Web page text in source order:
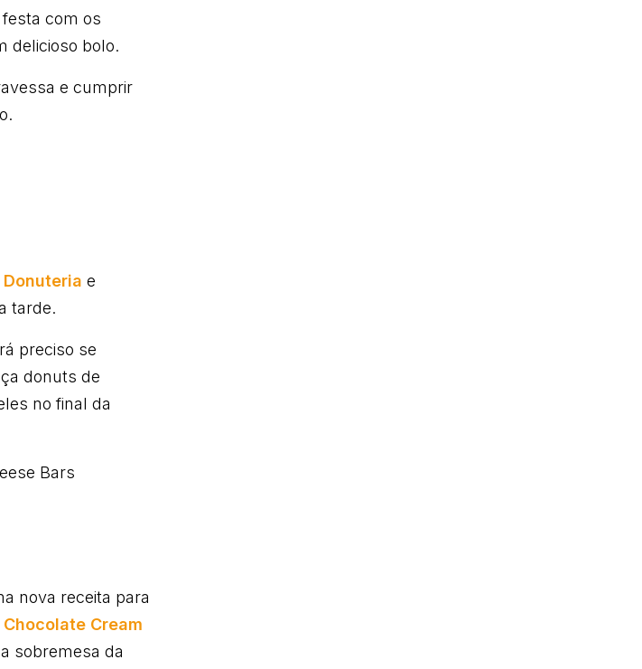
com os
delicioso bolo.
e cumprir
e
tarde.
preciso se
donuts de
no final da
Bars
nova receita para
Cream
sobremesa da